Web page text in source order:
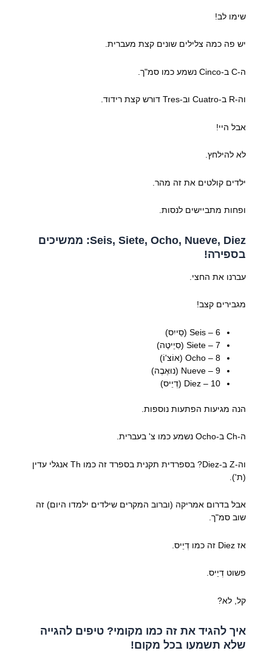
שימו לב!
יש פה כמה צלילים שונים קצת מעברית.
ה-C ב-Cinco נשמע כמו סמ"ך.
וה-R ב-Cuatro וב-Tres דורש קצת רידוד.
אבל היי!
לא להילחץ.
ילדים קולטים את זה מהר.
ופחות מתביישים לנסות.
Seis, Siete, Ocho, Nueve, Diez: ממשיכים
בספירה!
עברנו את החצי.
מגבירים קצב!
6 – Seis (סֵייִס)
7 – Siete (סִיֵיטֶה)
8 – Ocho (אוֹצ'וֹ)
9 – Nueve (נוּאֶבֶה)
10 – Diez (דְיֵיס)
הנה מגיעות הפתעות נוספות.
ה-Ch ב-Ocho נשמע כמו צ' בעברית.
וה-Z ב-Diez? בספרדית תקנית בספרד זה כמו Th אנגלי עדין
(ת').
אבל בדרום אמריקה (וברוב המקרים שילדים ילמדו היום) זה
שוב סמ"ך.
אז Diez זה כמו דְיֵיס.
פשוט דְיֵיס.
קל, לא?
איך להגיד את זה כמו מקומי? טיפים להגייה
שלא תשמעו בכל מקום!